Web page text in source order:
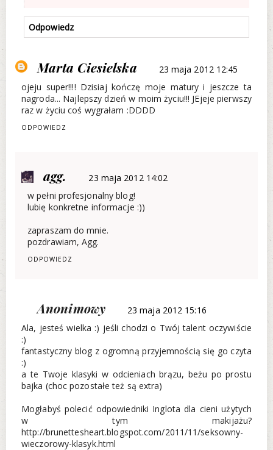
Odpowiedz
Marta Ciesielska
23 maja 2012 12:45
ojeju super!!!! Dzisiaj kończę moje matury i jeszcze ta
nagroda... Najlepszy dzień w moim życiu!!! JEjeje pierwszy
raz w życiu coś wygrałam :DDDD
ODPOWIEDZ
agg.
23 maja 2012 14:02
w pełni profesjonalny blog!
lubię konkretne informacje :))
zapraszam do mnie.
pozdrawiam, Agg.
ODPOWIEDZ
Anonimowy
23 maja 2012 15:16
Ala, jesteś wielka :) jeśli chodzi o Twój talent oczywiście
:)
fantastyczny blog z ogromną przyjemnością się go czyta
:)
a te Twoje klasyki w odcieniach brązu, beżu po prostu
bajka (choc pozostałe też są extra)
Mogłabyś polecić odpowiedniki Inglota dla cieni użytych
w tym makijażu?
http://brunettesheart.blogspot.com/2011/11/seksowny-
wieczorowy-klasyk.html